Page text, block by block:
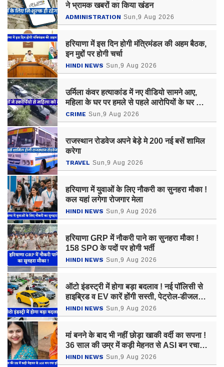
ने भ्रामक खबरों का किया खंडन
ADMINISTRATION Sun,9 Aug 2026
हरियाणा में इस दिन होगी मंत्रिमंडल की अहम बैठक,
इन मुद्दों पर होगी चर्चा
HINDI NEWS Sun,9 Aug 2026
उर्मिला कंवर हत्याकांड में नए वीडियो सामने आए,
महिला के घर पर हमले से पहले आरोपियों के घर और
ऑफिस में हुई थी तोड़फोड़
CRIME Sun,9 Aug 2026
राजस्थान रोडवेज अपने बेड़े मे 200 नई बसें शामिल
करेगा
TRAVEL Sun,9 Aug 2026
हरियाणा में युवाओं के लिए नौकरी का सुनहरा मौका !
कल यहां लगेगा रोजगार मेला
HINDI NEWS Sun,9 Aug 2026
हरियाणा GRP में नौकरी पाने का सुनहरा मौका !
158 SPO के पदों पर होगी भर्ती
HINDI NEWS Sun,9 Aug 2026
ऑटो इंडस्ट्री में होगा बड़ा बदलाव ! नई पॉलिसी से
हाइब्रिड व EV कारें होंगी सस्ती, पेट्रोल-डीजल
गाड़ियां होंगी महंगी
HINDI NEWS Sun,9 Aug 2026
मां बनने के बाद भी नहीं छोड़ा खाकी वर्दी का सपना !
36 साल की उम्र में कड़ी मेहनत से ASI बन रचा
इतिहास
HINDI NEWS Sun,9 Aug 2026